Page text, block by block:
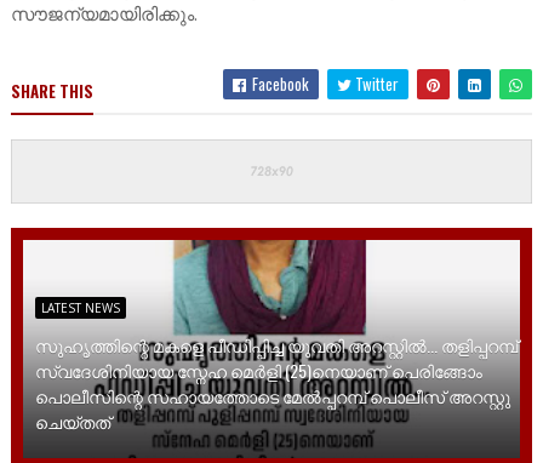
സൗജന്യമായിരിക്കും.
SHARE THIS Facebook Twitter
LATEST NEWS
സുഹൃത്തിന്റെ മകളെ പീഡിപ്പിച്ച യുവതി അറസ്റ്റിൽ... തളിപ്പറമ്പ്
സ്വദേശിനിയായ സ്നേഹ മെർളി (25)നെയാണ് പെരിങ്ങോം
പൊലീസിന്റെ സഹായത്തോടെ മേൽപ്പറമ്പ് പൊലീസ് അറസ്റ്റു
ചെയ്തത്